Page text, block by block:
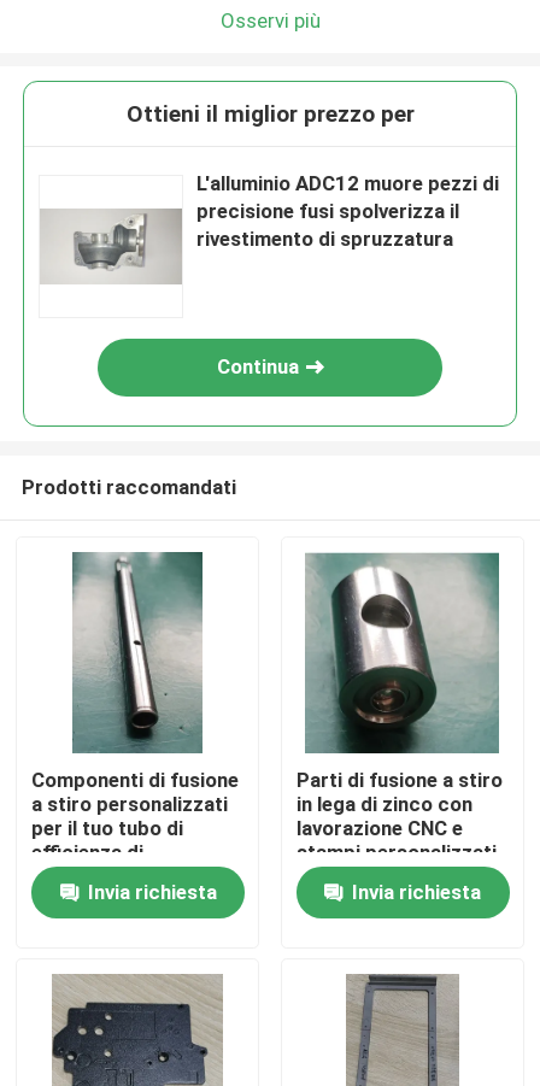
Prodotti
Video
Chi siamo
Fatory Tour
Osservi più
Ottieni il miglior prezzo per
L'alluminio ADC12 muore pezzi di
precisione fusi spolverizza il
rivestimento di spruzzatura
Continua
Prodotti raccomandati
Componenti di fusione
a stiro personalizzati
per il tuo tubo di
efficienza di
produzione
Invia richiesta
Parti di fusione a stiro
in lega di zinco con
lavorazione CNC e
stampi personalizzati
Invia richiesta